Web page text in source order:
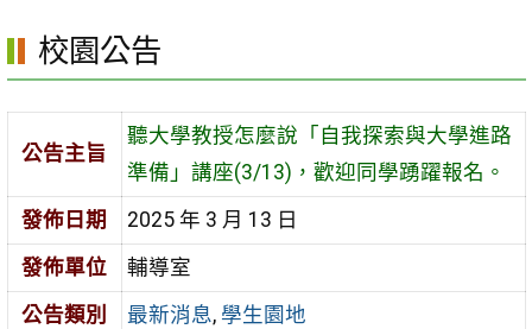
校園公告
公告主旨
聽大學教授怎麼說「自我探索與大學進路
準備」講座(3/13)，歡迎同學踴躍報名。
發佈日期
2025 年 3 月 13 日
發佈單位
輔導室
公告類別
最新消息, 學生園地